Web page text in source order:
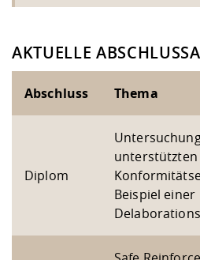
AKTUELLE
Abschluss Thema
Diplom
Beispiel einer